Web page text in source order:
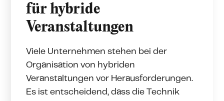
für hybride
Veranstaltungen
Viele Unternehmen stehen bei der
Organisation von hybriden
Veranstaltungen vor Herausforderungen.
Es ist entscheidend, dass die Technik